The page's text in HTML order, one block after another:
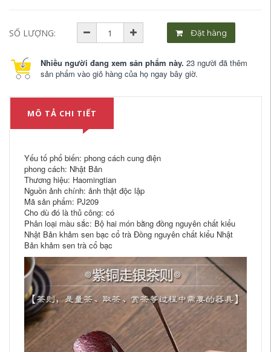
SỐ LƯỢNG: Đặt hàng
Nhiều người đang xem sản phẩm này. 23 người đã thêm
sản phẩm vào giỏ hàng của họ ngay bây giờ.
MÔ TẢ CHI TIẾT
Yếu tố phổ biến: phong cách cung điện
phong cách: Nhật Bản
Thương hiệu: Haomingtian
Nguồn ảnh chính: ảnh thật độc lập
Mã sản phẩm: PJ209
Cho dù đó là thủ công: có
Phân loại màu sắc: Bộ hai món bằng đồng nguyên chất kiểu
Nhật Bản khảm sen bạc cổ trà Đồng nguyên chất kiểu Nhật
Bản khảm sen trà cổ bạc